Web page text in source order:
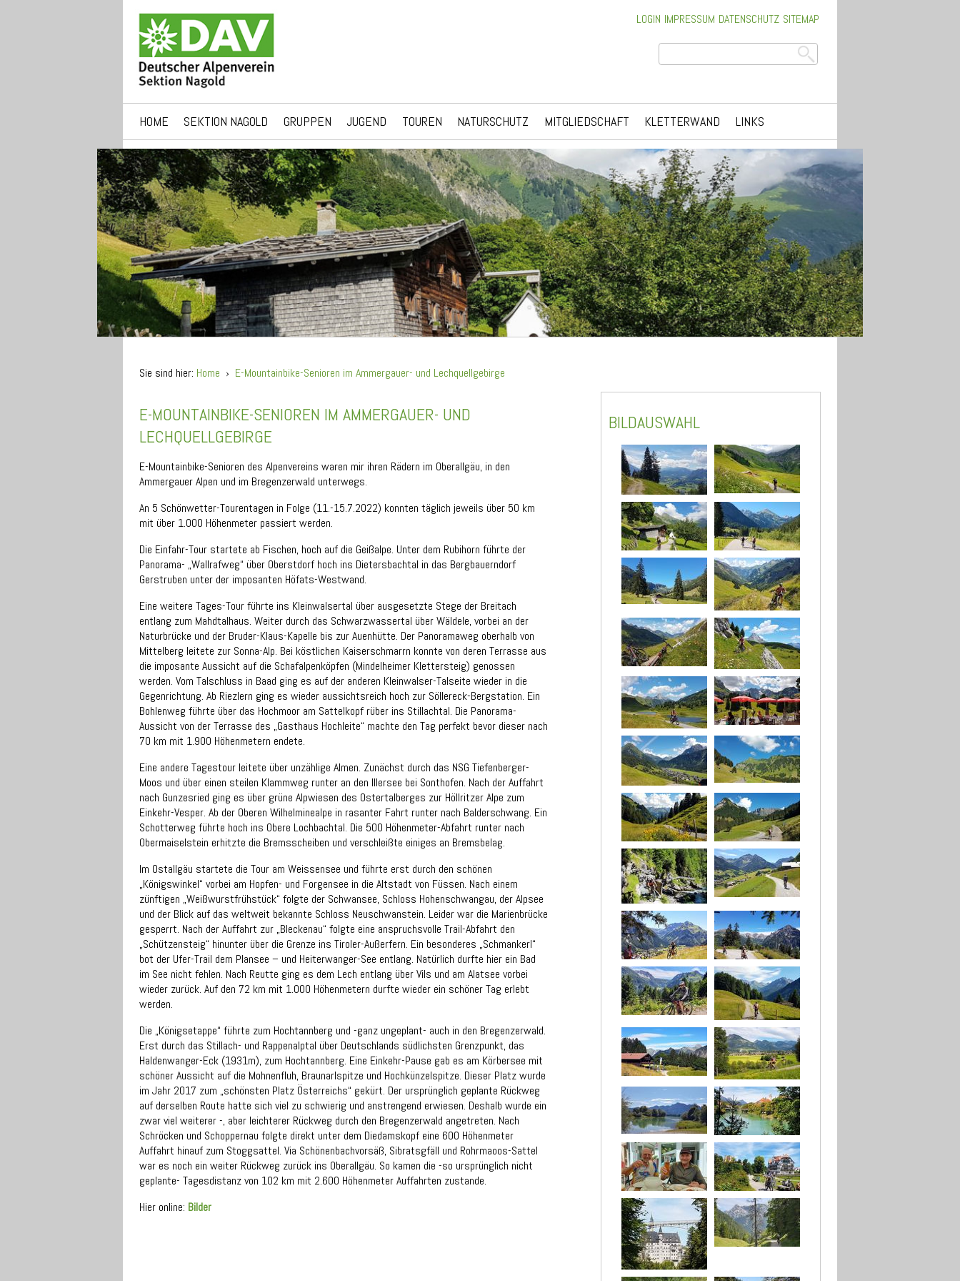
LOGIN IMPRESSUM DATENSCHUTZ SITEMAP
HOME SEKTION NAGOLD GRUPPEN JUGEND TOUREN NATURSCHUTZ MITGLIEDSCHAFT KLETTERWAND LINKS
Sie sind hier: Home › E-Mountainbike-Senioren im Ammergauer- und Lechquellgebirge
E-MOUNTAINBIKE-SENIOREN IM AMMERGAUER- UND
LECHQUELLGEBIRGE
E-Mountainbike-Senioren des Alpenvereins waren mir ihren Rädern im Oberallgäu, in den
Ammergauer Alpen und im Bregenzerwald unterwegs.
An 5 Schönwetter-Tourentagen in Folge (11.-15.7.2022) konnten täglich jeweils über 50 km
mit über 1.000 Höhenmeter passiert werden.
Die Einfahr-Tour startete ab Fischen, hoch auf die Geißalpe. Unter dem Rubihorn führte der
Panorama- „Wallrafweg“ über Oberstdorf hoch ins Dietersbachtal in das Bergbauerndorf
Gerstruben unter der imposanten Höfats-Westwand.
Eine weitere Tages-Tour führte ins Kleinwalsertal über ausgesetzte Stege der Breitach
entlang zum Mahdtalhaus. Weiter durch das Schwarzwassertal über Wäldele, vorbei an der
Naturbrücke und der Bruder-Klaus-Kapelle bis zur Auenhütte. Der Panoramaweg oberhalb von
Mittelberg leitete zur Sonna-Alp. Bei köstlichen Kaiserschmarrn konnte von deren Terrasse aus
die imposante Aussicht auf die Schafalpenköpfen (Mindelheimer Klettersteig) genossen
werden. Vom Talschluss in Baad ging es auf der anderen Kleinwalser-Talseite wieder in die
Gegenrichtung. Ab Riezlern ging es wieder aussichtsreich hoch zur Söllereck-Bergstation. Ein
Bohlenweg führte über das Hochmoor am Sattelkopf rüber ins Stillachtal. Die Panorama-
Aussicht von der Terrasse des „Gasthaus Hochleite“ machte den Tag perfekt bevor dieser nach
70 km mit 1.900 Höhenmetern endete.
Eine andere Tagestour leitete über unzählige Almen. Zunächst durch das NSG Tiefenberger-
Moos und über einen steilen Klammweg runter an den Illersee bei Sonthofen. Nach der Auffahrt
nach Gunzesried ging es über grüne Alpwiesen des Ostertalberges zur Höllritzer Alpe zum
Einkehr-Vesper. Ab der Oberen Wilhelminealpe in rasanter Fahrt runter nach Balderschwang. Ein
Schotterweg führte hoch ins Obere Lochbachtal. Die 500 Höhenmeter-Abfahrt runter nach
Obermaiselstein erhitzte die Bremsscheiben und verschleißte einiges an Bremsbelag.
Im Ostallgäu startete die Tour am Weissensee und führte erst durch den schönen
„Königswinkel“ vorbei am Hopfen- und Forgensee in die Altstadt von Füssen. Nach einem
zünftigen „Weißwurstfrühstück“ folgte der Schwansee, Schloss Hohenschwangau, der Alpsee
und der Blick auf das weltweit bekannte Schloss Neuschwanstein. Leider war die Marienbrücke
gesperrt. Nach der Auffahrt zur „Bleckenau“ folgte eine anspruchsvolle Trail-Abfahrt den
„Schützensteig“ hinunter über die Grenze ins Tiroler-Außerfern. Ein besonderes „Schmankerl“
bot der Ufer-Trail dem Plansee – und Heiterwanger-See entlang. Natürlich durfte hier ein Bad
im See nicht fehlen. Nach Reutte ging es dem Lech entlang über Vils und am Alatsee vorbei
wieder zurück. Auf den 72 km mit 1.000 Höhenmetern durfte wieder ein schöner Tag erlebt
werden.
Die „Königsetappe“ führte zum Hochtannberg und -ganz ungeplant- auch in den Bregenzerwald.
Erst durch das Stillach- und Rappenalptal über Deutschlands südlichsten Grenzpunkt, das
Haldenwanger-Eck (1931m), zum Hochtannberg. Eine Einkehr-Pause gab es am Körbersee mit
schöner Aussicht auf die Mohnenfluh, Braunarlspitze und Hochkünzelspitze. Dieser Platz wurde
im Jahr 2017 zum „schönsten Platz Österreichs“ gekürt. Der ursprünglich geplante Rückweg
auf derselben Route hatte sich viel zu schwierig und anstrengend erwiesen. Deshalb wurde ein
zwar viel weiterer -, aber leichterer Rückweg durch den Bregenzerwald angetreten. Nach
Schröcken und Schoppernau folgte direkt unter dem Diedamskopf eine 600 Höhenmeter
Auffahrt hinauf zum Stoggsattel. Via Schönenbachvorsäß, Sibratsgfäll und Rohrmaoos-Sattel
war es noch ein weiter Rückweg zurück ins Oberallgäu. So kamen die -so ursprünglich nicht
geplante- Tagesdistanz von 102 km mit 2.600 Höhenmeter Auffahrten zustande.
Hier online: Bilder
BILDAUSWAHL